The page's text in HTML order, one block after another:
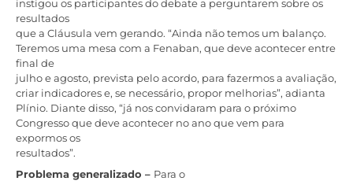
instigou os participantes do debate a perguntarem sobre os
resultados
que a Cláusula vem gerando. “Ainda não temos um balanço.
Teremos uma mesa com a Fenaban, que deve acontecer entre
final de
julho e agosto, prevista pelo acordo, para fazermos a avaliação,
criar indicadores e, se necessário, propor melhorias”, adianta
Plínio. Diante disso, “já nos convidaram para o próximo
Congresso que deve acontecer no ano que vem para
expormos os
resultados”.
Problema generalizado – Para o